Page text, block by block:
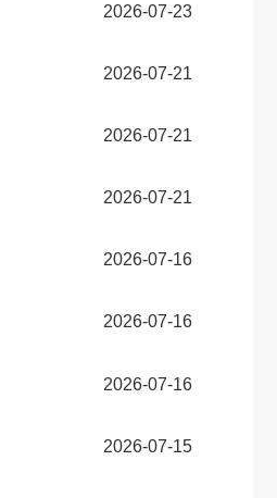
2026-07-23
2026-07-21
2026-07-21
2026-07-21
2026-07-16
2026-07-16
2026-07-16
2026-07-15